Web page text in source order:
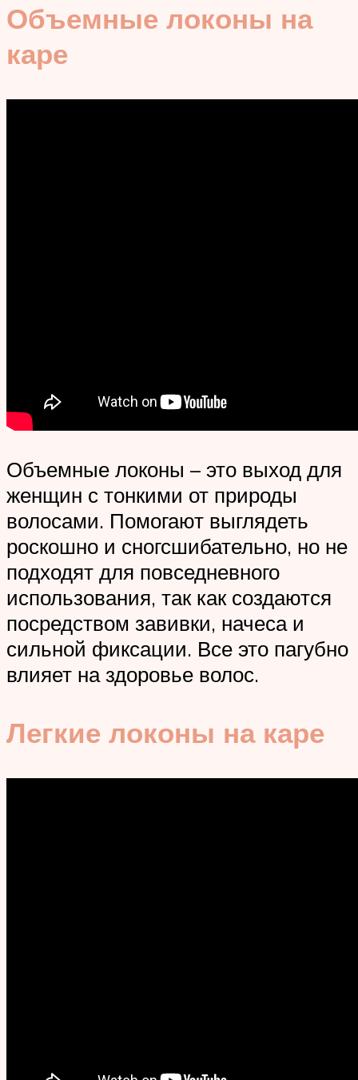
Объемные локоны на
каре
Объемные локоны – это выход для
женщин с тонкими от природы
волосами. Помогают выглядеть
роскошно и сногсшибательно, но не
подходят для повседневного
использования, так как создаются
посредством завивки, начеса и
сильной фиксации. Все это пагубно
влияет на здоровье волос.
Легкие локоны на каре